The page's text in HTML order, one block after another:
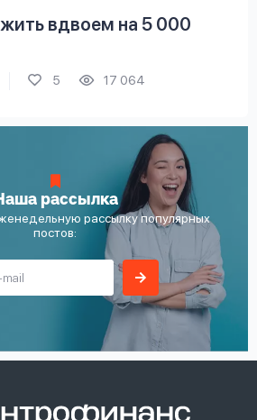
вдвоем на 5 000
5 17 064
рассылка
рассылку популярных
постов: